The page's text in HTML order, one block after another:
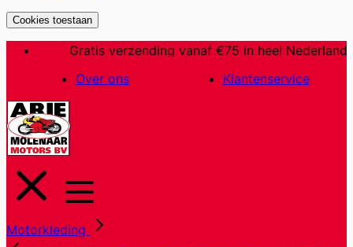
Cookies toestaan
inhoud
Gratis verzending vanaf €75 in heel Nederland
Over ons
Klantenservice
Motorkleding